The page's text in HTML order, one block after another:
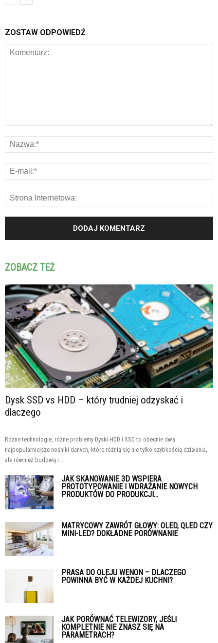
ZOSTAW ODPOWIEDŹ
ZOBACZ TEŻ
Dysk SSD vs HDD – który trudniej odzyskać i
dlaczego
Różne technologie, różne problemy Dyski HDD i SSD to obecnie dwa
najpopularniejsze nośniki danych, które różnią się nie tylko szybkością działania,
ale również budową i...
JAK SKANOWANIE 3D WSPIERA
PROTOTYPOWANIE I WDRAŻANIE NOWYCH
PRODUKTÓW DO PRODUKCJI...
MATRYCOWY ZAWRÓT GŁOWY: OLED, QLED CZY
MINI-LED? DOKŁADNE PORÓWNANIE
PRASA DO OLEJU WENON – DLACZEGO
POWINNA BYĆ W KAŻDEJ KUCHNI?
JAK PORÓWNAĆ TELEWIZORY, JEŚLI
KOMPLETNIE NIE ZNASZ SIĘ NA
PARAMETRACH?